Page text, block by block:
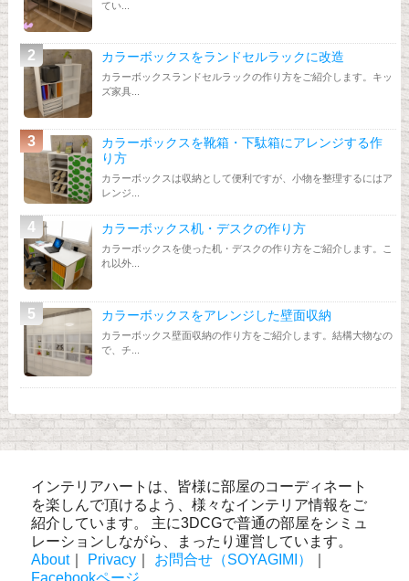
てい...
カラーボックスをランドセルラックに改造
カラーボックスランドセルラックの作り方をご紹介します。キッ
ズ家具...
カラーボックスを靴箱・下駄箱にアレンジする作
り方
カラーボックスは収納として便利ですが、小物を整理するにはア
レンジ...
カラーボックス机・デスクの作り方
カラーボックスを使った机・デスクの作り方をご紹介します。こ
れ以外...
カラーボックスをアレンジした壁面収納
カラーボックス壁面収納の作り方をご紹介します。結構大物なの
で、チ...
インテリアハートは、皆様に部屋のコーディネート
を楽しんで頂けるよう、様々なインテリア情報をご
紹介しています。 主に3DCGで普通の部屋をシミュ
レーションしながら、まったり運営しています。
About｜ Privacy お問合せ（SOYAGIMI）